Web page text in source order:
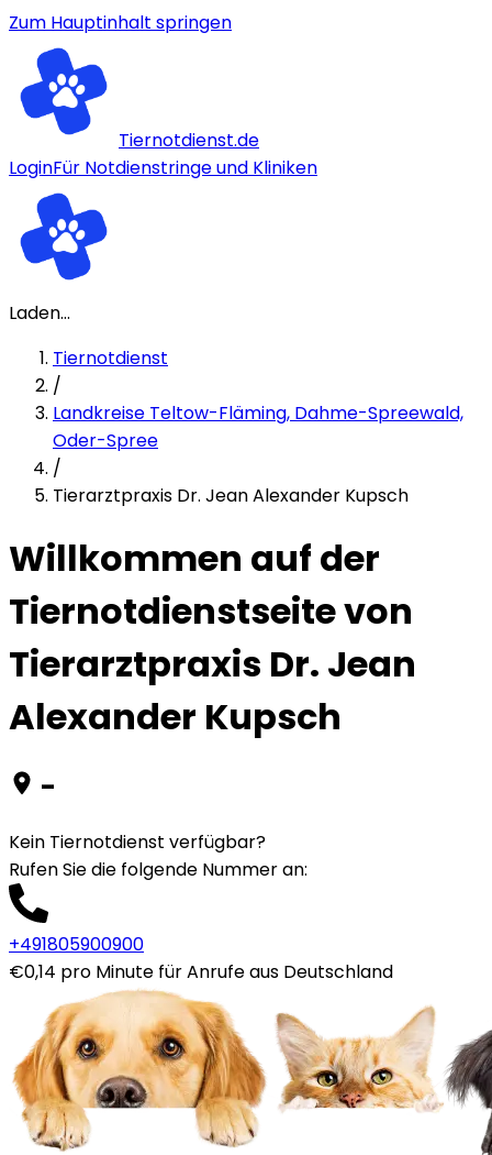
Zum Hauptinhalt springen
Tiernotdienst.de
LoginFür Notdienstringe und Kliniken
Laden...
Tiernotdienst
/
Landkreise Teltow-Fläming, Dahme-Spreewald,
Oder-Spree
/
Tierarztpraxis Dr. Jean Alexander Kupsch
Willkommen auf der
Tiernotdienstseite von
Tierarztpraxis Dr. Jean
Alexander Kupsch
-
Kein Tiernotdienst verfügbar?
Rufen Sie die folgende Nummer an:
+491805900900
€0,14 pro Minute für Anrufe aus Deutschland